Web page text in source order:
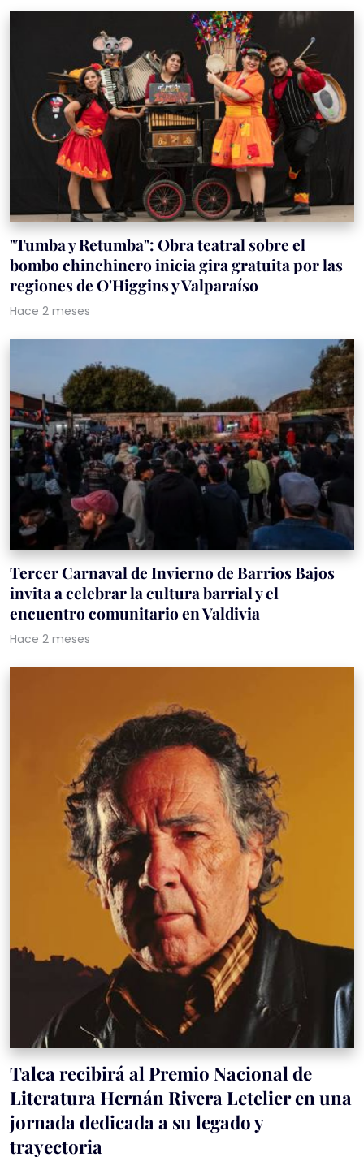
"Tumba y Retumba": Obra teatral sobre el
bombo chinchinero inicia gira gratuita por las
regiones de O'Higgins y Valparaíso
Hace 2 meses
Tercer Carnaval de Invierno de Barrios Bajos
invita a celebrar la cultura barrial y el
encuentro comunitario en Valdivia
Hace 2 meses
Talca recibirá al Premio Nacional de
Literatura Hernán Rivera Letelier en una
jornada dedicada a su legado y
trayectoria